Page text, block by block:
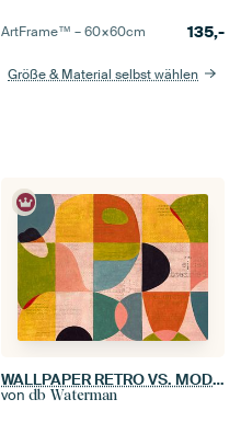
ArtFrame™ –60×60cm 135,-
Größe & Material selbst wählen
WALLPAPER RETRO VS. MODERN
von db Waterman